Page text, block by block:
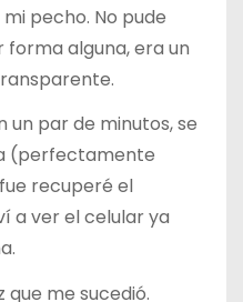
pecho. No pude
forma alguna, era un
un par de minutos, se
(perfectamente
recuperé el
a ver el celular ya
que me sucedió.